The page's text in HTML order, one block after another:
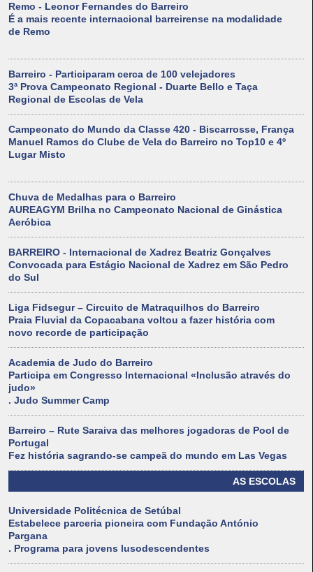
Remo - Leonor Fernandes do Barreiro
É a mais recente internacional barreirense na modalidade
de Remo
Barreiro - Participaram cerca de 100 velejadores
3ª Prova Campeonato Regional - Duarte Bello e Taça
Regional de Escolas de Vela
Campeonato do Mundo da Classe 420 - Biscarrosse, França
Manuel Ramos do Clube de Vela do Barreiro no Top10 e 4º
Lugar Misto
Chuva de Medalhas para o Barreiro
AUREAGYM Brilha no Campeonato Nacional de Ginástica
Aeróbica
BARREIRO - Internacional de Xadrez Beatriz Gonçalves
Convocada para Estágio Nacional de Xadrez em São Pedro
do Sul
Liga Fidsegur – Circuito de Matraquilhos do Barreiro
Praia Fluvial da Copacabana voltou a fazer história com
novo recorde de participação
Academia de Judo do Barreiro
Participa em Congresso Internacional «Inclusão através do
judo»
. Judo Summer Camp
Barreiro – Rute Saraiva das melhores jogadoras de Pool de
Portugal
Fez história sagrando-se campeã do mundo em Las Vegas
AS ESCOLAS
Universidade Politécnica de Setúbal
Estabelece parceria pioneira com Fundação António
Pargana
. Programa para jovens lusodescendentes